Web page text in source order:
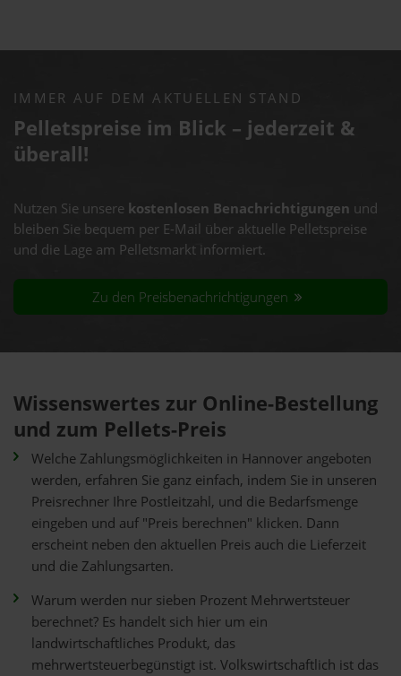
IMMER AUF DEM AKTUELLEN STAND
Pelletspreise im Blick – jederzeit &
überall!
Nutzen Sie unsere kostenlosen Benachrichtigungen und
bleiben Sie bequem per E-Mail über aktuelle Pelletspreise
und die Lage am Pelletsmarkt informiert.
Zu den Preisbenachrichtigungen
Wissenswertes zur Online-Bestellung
und zum Pellets-Preis
Welche Zahlungsmöglichkeiten in Hannover angeboten
werden, erfahren Sie ganz einfach, indem Sie in unseren
Preisrechner Ihre Postleitzahl, und die Bedarfsmenge
eingeben und auf "Preis berechnen" klicken. Dann
erscheint neben den aktuellen Preis auch die Lieferzeit
und die Zahlungsarten.
Warum werden nur sieben Prozent Mehrwertsteuer
berechnet? Es handelt sich hier um ein
landwirtschaftliches Produkt, das
mehrwertsteuerbegünstigt ist. Volkswirtschaftlich ist das